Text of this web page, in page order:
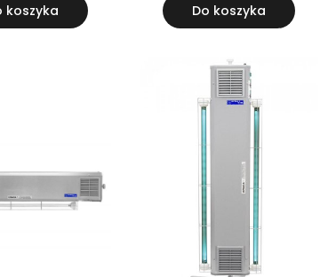
koszyka Do koszyka